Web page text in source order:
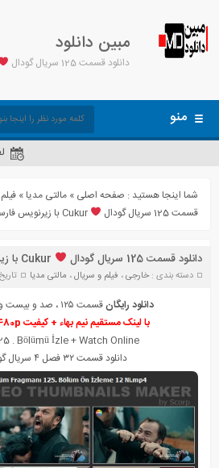
مبین دانلود
دانلود قسمت 125 سریال گودال
منو
شما اینجا هستید : صفحه اصلی »مالتی مدیا »
قسمت 125 سریال گودال
دانلود قسمت 125 سریال گودال
دسته بندی :خارجی، فیلم و سریال، مالتی مدیا تاریخ :
دانلود رایگانقسمت ۱۲۵ ، صد و بیست و پنجم سریال
با لینک مستقیم نیم بهاء + کیفیت 480p و 720p و 1080p
. Bölümü İzle + Watch Online
دانلود قسمت ۳۲ فصل ۴ سریال گودال